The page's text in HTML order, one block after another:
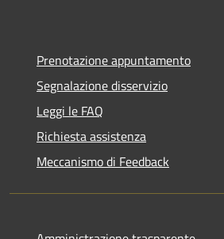
Prenotazione appuntamento
Segnalazione disservizio
Leggi le FAQ
Richiesta assistenza
Meccanismo di Feedback